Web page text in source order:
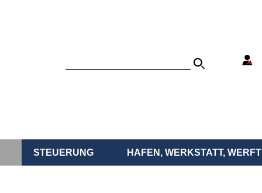
STEUERUNG HAFEN, WERKSTATT, WERFT